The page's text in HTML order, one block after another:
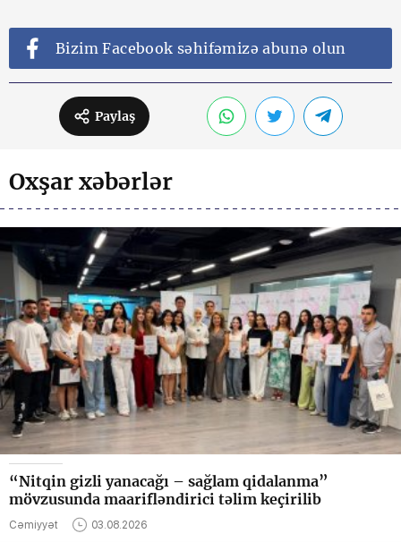
Bizim Facebook səhifəmizə abunə olun
Paylaş
Oxşar xəbərlər
“Nitqin gizli yanacağı – sağlam qidalanma”
mövzusunda maarifləndirici təlim keçirilib
Cəmiyyət 03.08.2026